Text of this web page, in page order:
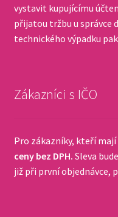
vystavit kupujícímu
přijatou tržbu u správce
technického výpadku
Zákazníci s IČO
Pro zákazníky, kteří mají
ceny bez DPH. Sleva
již při první objednávce,